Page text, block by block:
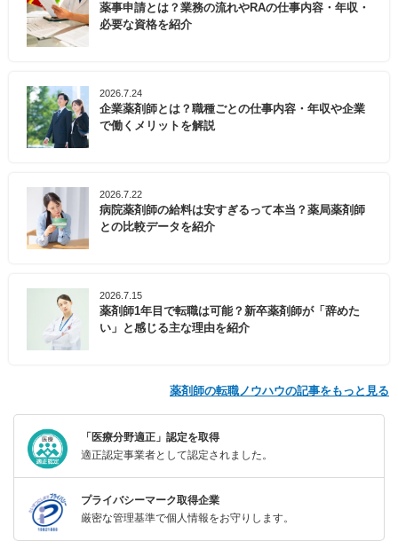
薬事申請とは？業務の流れやRAの仕事内容・年収・
必要な資格を紹介
2026.7.24
企業薬剤師とは？職種ごとの仕事内容・年収や企業
で働くメリットを解説
2026.7.22
病院薬剤師の給料は安すぎるって本当？薬局薬剤師
との比較データを紹介
2026.7.15
薬剤師1年目で転職は可能？新卒薬剤師が「辞めた
い」と感じる主な理由を紹介
薬剤師の転職ノウハウの記事をもっと見る
「医療分野適正」認定を取得
適正認定事業者として認定されました。
プライバシーマーク取得企業
厳密な管理基準で個人情報をお守りします。